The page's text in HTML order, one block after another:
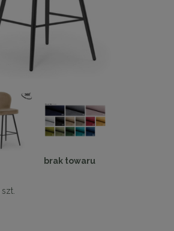
brak towaru
szt.